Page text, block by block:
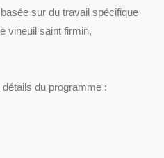
sur du travail spécifique
vineuil saint firmin,
du programme :